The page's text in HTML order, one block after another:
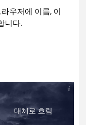
우저에 이름, 이
니다.
대체로 흐림